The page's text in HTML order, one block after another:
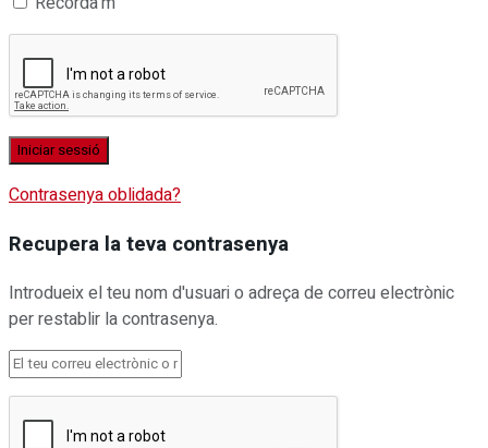
Contrasenya oblidada?
Recupera la teva contrasenya
Introdueix el teu nom d'usuari o adreça de correu electrònic
per restablir la contrasenya.